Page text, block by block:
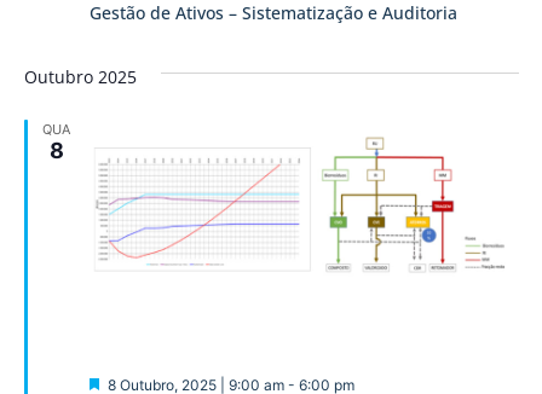
Gestão de Ativos – Sistematização e Auditoria
Outubro 2025
QUA
8
Destaque
8 Outubro, 2025 | 9:00 am- 6:00 pm